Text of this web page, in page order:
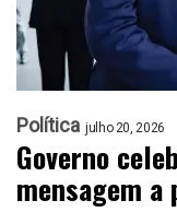
Política julho 20, 2026
Governo
mensagem